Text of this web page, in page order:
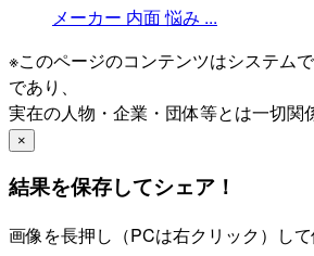
メーカー 内面悩み ...
※このページのコンテンツはシステム
であり、
実在の人物・企業・団体等とは一切関
×
結果を保存してシェア！
画像を長押し（PCは右クリック）し